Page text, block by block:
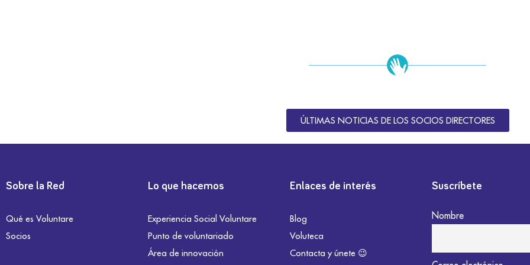
ÚLTIMAS NOTICIAS DE LOS SOCIOS DIRECTORES
Sobre la Red
Qué es Voluntare
Socios
Lo que hacemos
Experiencia Social Voluntare
Punto de voluntariado
Área de innovación
Enlaces de interés
Blog
Voluteca
Contacta y únete 😉
Suscríbete
Nombre